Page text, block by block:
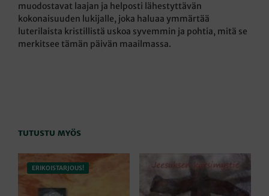
muodostavat laajan ja helposti lähestyttävän
kokonaisuuden lukijalle, joka haluaa ymmärtää
luterilaista kristillistä uskoa syvemmin ja pohtia, mitä se
merkitsee tämän päivän maailmassa.
TUTUSTU MYÖS
ERIKOISTARJOUS!